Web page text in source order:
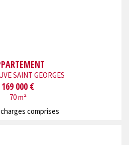
SAINT GEORGES
169 000 €
70 m²
comprises